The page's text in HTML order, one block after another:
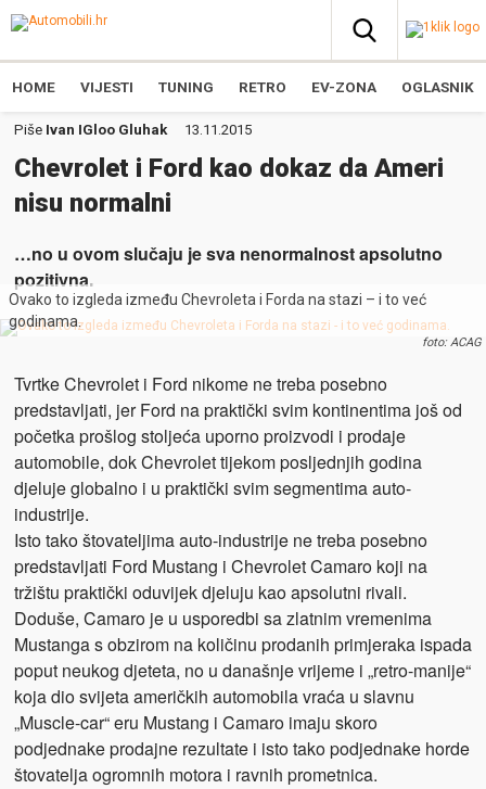
HOME VIJESTI TUNING RETRO EV-ZONA OGLASNIK
Piše Ivan IGloo Gluhak 13.11.2015
Chevrolet i Ford kao dokaz da Ameri
nisu normalni
…no u ovom slučaju je sva nenormalnost apsolutno
pozitivna.
Ovako to izgleda između Chevroleta i Forda na stazi – i to već
godinama.
foto: ACAG
Tvrtke Chevrolet i Ford nikome ne treba posebno
predstavljati, jer Ford na praktički svim kontinentima još od
početka prošlog stoljeća uporno proizvodi i prodaje
automobile, dok Chevrolet tijekom posljednjih godina
djeluje globalno i u praktički svim segmentima auto-
industrije.
Isto tako štovateljima auto-industrije ne treba posebno
predstavljati Ford Mustang i Chevrolet Camaro koji na
tržištu praktički oduvijek djeluju kao apsolutni rivali.
Doduše, Camaro je u usporedbi sa zlatnim vremenima
Mustanga s obzirom na količinu prodanih primjeraka ispada
poput neukog djeteta, no u današnje vrijeme i „retro-manije“
koja dio svijeta američkih automobila vraća u slavnu
„Muscle-car“ eru Mustang i Camaro imaju skoro
podjednake prodajne rezultate i isto tako podjednake horde
štovatelja ogromnih motora i ravnih prometnica.